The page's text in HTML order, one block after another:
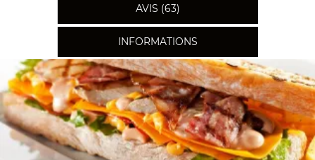
AVIS (63)
INFORMATIONS